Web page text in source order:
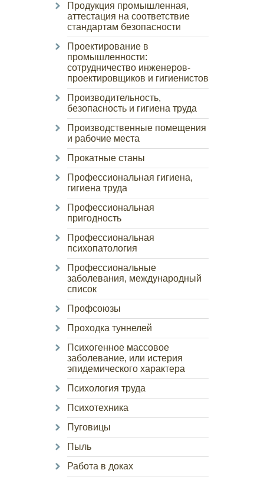
Продукция промышленная,
аттестация на соответствие
стандартам безопасности
Проектирование в
промышленности:
сотрудничество инженеров-
проектировщиков и гигиенистов
Производительность,
безопасность и гигиена труда
Производственные помещения
и рабочие места
Прокатные станы
Профессиональная гигиена,
гигиена труда
Профессиональная
пригодность
Профессиональная
психопатология
Профессиональные
заболевания, международный
список
Профсоюзы
Проходка туннелей
Психогенное массовое
заболевание, или истерия
эпидемического характера
Психология труда
Психотехника
Пуговицы
Пыль
Работа в доках